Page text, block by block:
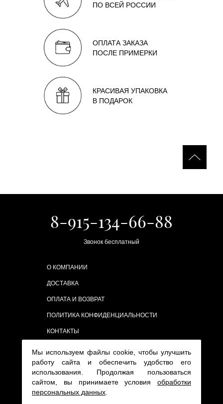
ПО ВСЕЙ РОССИИ
ОПЛАТА ЗАКАЗА
ПОСЛЕ ПРИМЕРКИ
КРАСИВАЯ УПАКОВКА
В ПОДАРОК
8-915-134-66-88
Звонок бесплатный
О КОМПАНИИ
ДОСТАВКА
ОПЛАТА И ВОЗВРАТ
ПОЛИТИКА КОНФИДЕНЦИАЛЬНОСТИ
КОНТАКТЫ
Мы используем файлы cookie, чтобы улучшить
работу сайта и обеспечить удобство его
использования. Продолжая пользоваться
сайтом, вы принимаете условия обработки
персональных данных